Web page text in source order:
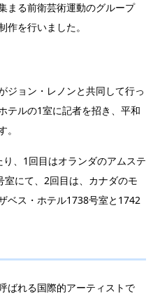
まる前衛芸術運動のグループ
作を行いました。
ジョン・レノンと共同して行っ
テルの1室に記者を招き、平和
、1回目はオランダのアムステ
にて、2回目は、カナダのモ
ベス・ホテル1738号室と1742
ばれる国際的アーティストで